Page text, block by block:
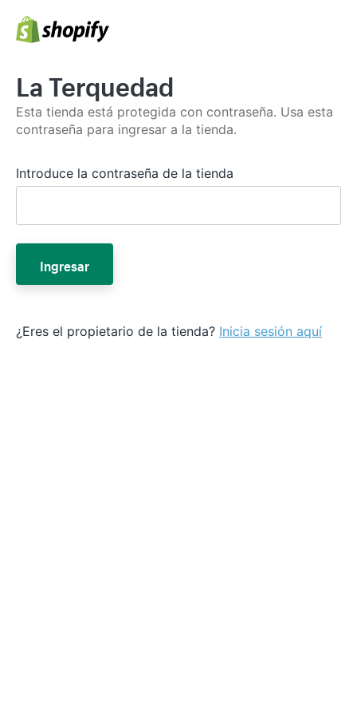
La Terquedad
Esta tienda está protegida con contraseña. Usa esta
contraseña para ingresar a la tienda.
Introduce la contraseña de la tienda
Ingresar
¿Eres el propietario de la tienda? Inicia sesión aquí